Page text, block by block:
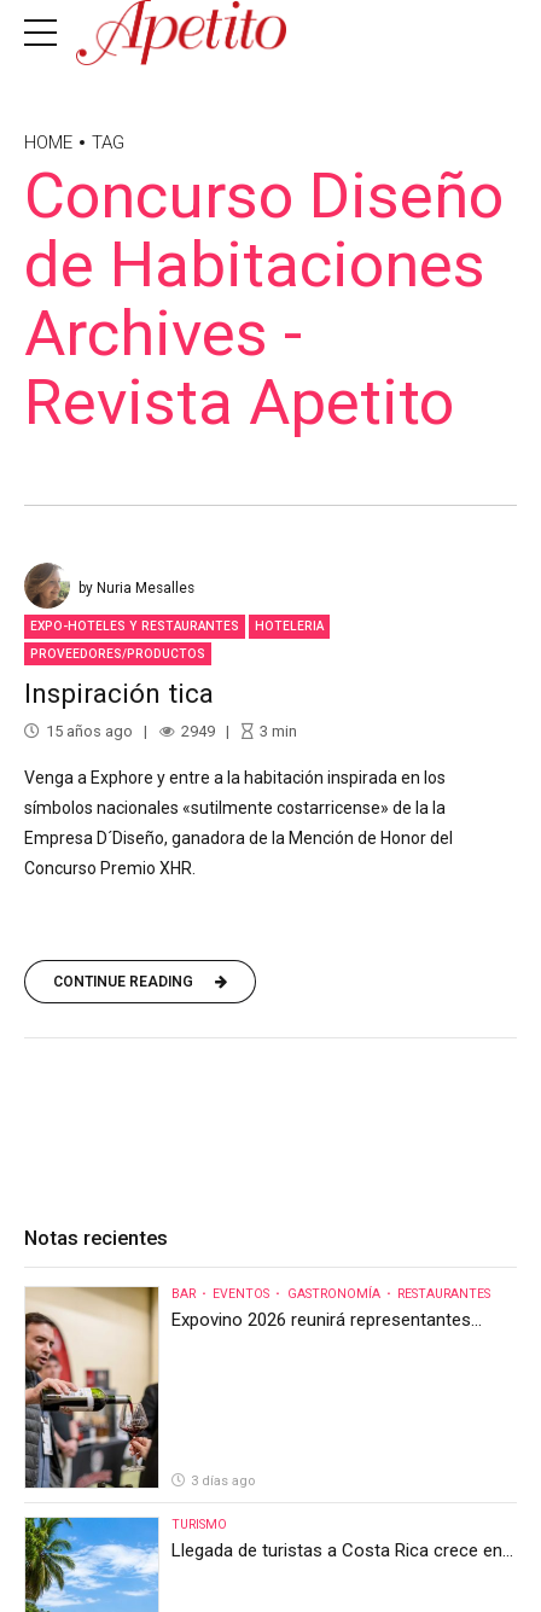
HOME TAG
Concurso Diseño
de Habitaciones
Archives -
Revista Apetito
by Nuria Mesalles
EXPO-HOTELES Y RESTAURANTES HOTELERIA
PROVEEDORES/PRODUCTOS
Inspiración tica
15 años ago 2949 3 min
Venga a Exphore y entre a la habitación inspirada en los
símbolos nacionales «sutilmente costarricense» de la la
Empresa D´Diseño, ganadora de la Mención de Honor del
Concurso Premio XHR.
CONTINUE READING
Notas recientes
BAR EVENTOS GASTRONOMÍA RESTAURANTES
Expovino 2026 reunirá representantes
3 días ago
TURISMO
Llegada de turistas a Costa Rica crece en